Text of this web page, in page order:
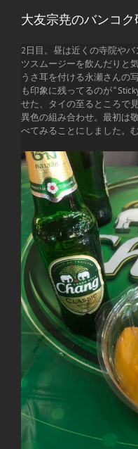
大友宗尭のバンコ
2日目。昼は近くの寺院や
ツスムージーを飲んだりと
うさ耳を付ける永瀬さんの
も印象に残ってるのが “
せた、タイの至るところで
異色の組み合わせ。最初は
べてみることにしました。